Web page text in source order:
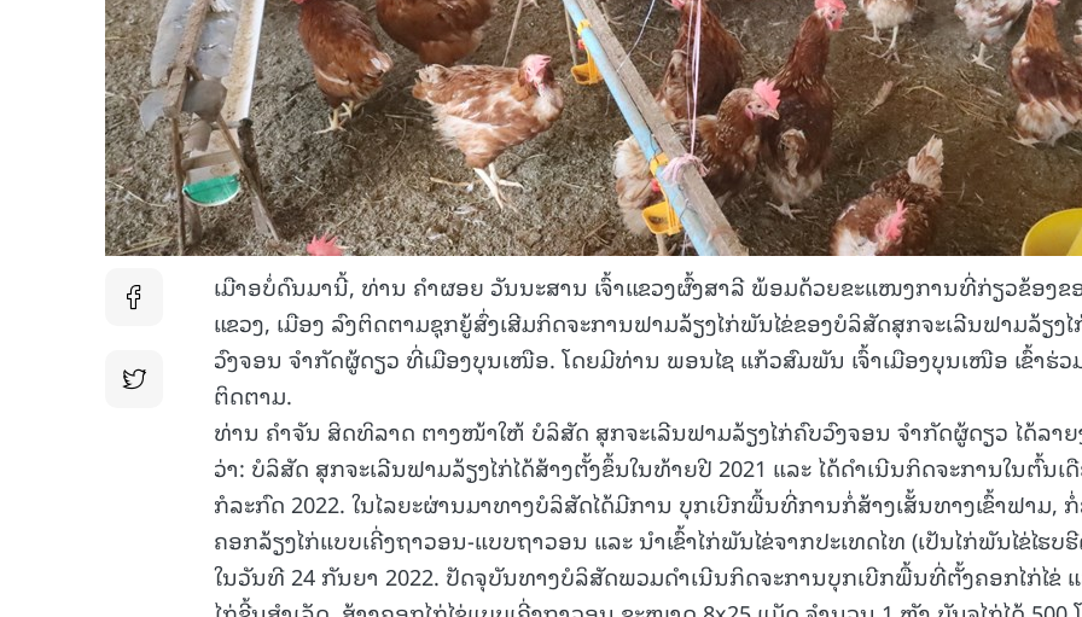
ເມືາອບໍ່ດົນມານີ້, ທ່ານ ຄໍາຜອຍ ວັນນະສານ ເຈົ້າແຂວງຜົ້ງສາລີ ພ້ອມດ້ວຍຂະແໜງການທີ່ກ່ຽວຂ້ອງຂ
ແຂວງ, ເມືອງ ລົງຕິດຕາມຊຸກຍູ້ສົ່ງເສີມກິດຈະການຟາມລ້ຽງໄກ່ພັນໄຂ່ຂອງບໍລິສັດສຸກຈະເລີນຟາມລ້ຽງ
ວົງຈອນ ຈໍາກັດຜູ້ດຽວ ທີ່ເມືອງບຸນເໜືອ. ໂດຍມີທ່ານ ພອນໄຊ ແກ້ວສົມພັນ ເຈົ້າເມືອງບຸນເໜືອ ເຂົ້າຮ່ວ
ຕິດຕາມ.
ທ່ານ ຄຳຈັນ ສິດທິລາດ ຕາງໜ້າໃຫ້ ບໍລິສັດ ສຸກຈະເລີນຟາມລ້ຽງໄກ່ຄົບວົງຈອນ ຈຳກັດຜູ້ດຽວ ໄດ້ລາຍ
ວ່າ: ບໍລິສັດ ສຸກຈະເລີນຟາມລ້ຽງໄກ່ໄດ້ສ້າງຕັ້ງຂຶ້ນໃນທ້າຍປີ 2021 ແລະ ໄດ້ດໍາເນີນກິດຈະການໃນຕົ້ນເ
ກໍລະກົດ 2022. ໃນໄລຍະຜ່ານມາທາງບໍລິສັດໄດ້ມີການ ບຸກເບີກພື້ນທີ່ການກໍ່ສ້າງເສັ້ນທາງເຂົ້າຟາມ,
ຄອກລ້ຽງໄກ່ແບບເຄີ່ງຖາວອນ-ແບບຖາວອນ ແລະ ນຳເຂົ້າໄກ່ພັນໄຂ່ຈາກປະເທດໄທ (ເປັນໄກ່ພັນໄຂ່ໄຮບ
ໃນວັນທີ 24 ກັນຍາ 2022. ປັດຈຸບັນທາງບໍລິສັດພວມດຳເນີນກິດຈະການບຸກເບີກພື້ນທີ່ຕັ້ງຄອກໄກ່ໄຂ່